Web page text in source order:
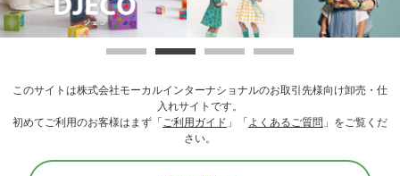
このサイトは株式会社モーカルインターナショナルのお取引先様向け卸売・仕
入れサイトです。
初めてご利用のお客様はまず「 ご利用ガイド 」「 よくあるご質問 」をご覧くだ
さい。